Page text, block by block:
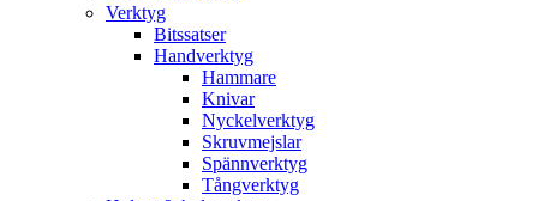
Verktyg
Bitssatser
Handverktyg
Hammare
Knivar
Nyckelverktyg
Skruvmejslar
Spännverktyg
Tångverktyg